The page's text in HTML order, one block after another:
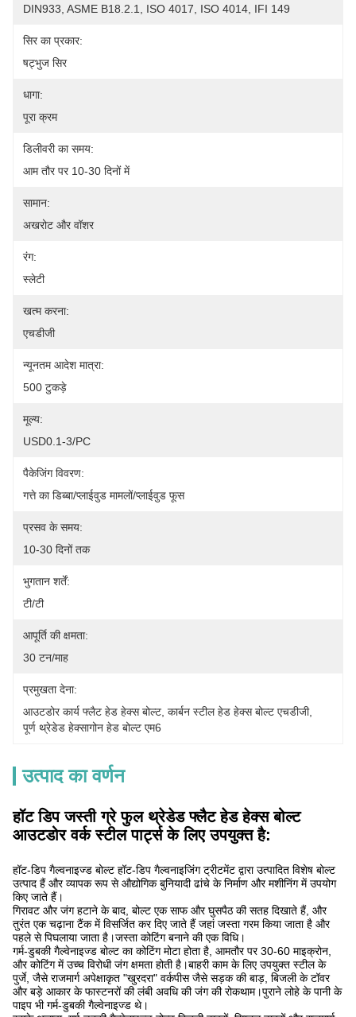
DIN933, ASME B18.2.1, ISO 4017, ISO 4014, IFI 149
सिर का प्रकार:
षट्भुज सिर
धागा:
पूरा क्रम
डिलीवरी का समय:
आम तौर पर 10-30 दिनों में
सामान:
अखरोट और वॉशर
रंग:
स्लेटी
खत्म करना:
एचडीजी
न्यूनतम आदेश मात्रा:
500 टुकड़े
मूल्य:
USD0.1-3/PC
पैकेजिंग विवरण:
गत्ते का डिब्बा/प्लाईवुड मामलों/प्लाईवुड फूस
प्रसव के समय:
10-30 दिनों तक
भुगतान शर्तें:
टी/टी
आपूर्ति की क्षमता:
30 टन/माह
प्रमुखता देना:
आउटडोर कार्य फ्लैट हेड हेक्स बोल्ट कार्बन स्टील हेड हेक्स बोल्ट एचडीजी,
पूर्ण थ्रेडेड हेक्सागोन हेड बोल्ट एम6
उत्पाद का वर्णन
हॉट डिप जस्ती ग्रे फुल थ्रेडेड फ्लैट हेड हेक्स बोल्ट
आउटडोर वर्क स्टील पार्ट्स के लिए उपयुक्त है:
हॉट-डिप गैल्वनाइज्ड बोल्ट हॉट-डिप गैल्वनाइजिंग ट्रीटमेंट द्वारा उत्पादित विशेष बोल्ट
उत्पाद हैं और व्यापक रूप से औद्योगिक बुनियादी ढांचे के निर्माण और मशीनिंग में उपयोग
किए जाते हैं।
गिरावट और जंग हटाने के बाद, बोल्ट एक साफ और घुसपैठ की सतह दिखाते हैं, और
तुरंत एक चढ़ाना टैंक में विसर्जित कर दिए जाते हैं जहां जस्ता गरम किया जाता है और
पहले से पिघलाया जाता है।जस्ता कोटिंग बनाने की एक विधि।
गर्म-डुबकी गैल्वेनाइज्ड बोल्ट का कोटिंग मोटा होता है, आमतौर पर 30-60 माइक्रोन,
और कोटिंग में उच्च विरोधी जंग क्षमता होती है।बाहरी काम के लिए उपयुक्त स्टील के
पुर्जे, जैसे राजमार्ग अपेक्षाकृत "खुरदरा" वर्कपीस जैसे सड़क की बाड़, बिजली के टॉवर
और बड़े आकार के फास्टनरों की लंबी अवधि की जंग की रोकथाम।पुराने लोहे के पानी के
पाइप भी गर्म-डुबकी गैल्वेनाइज्ड थे।